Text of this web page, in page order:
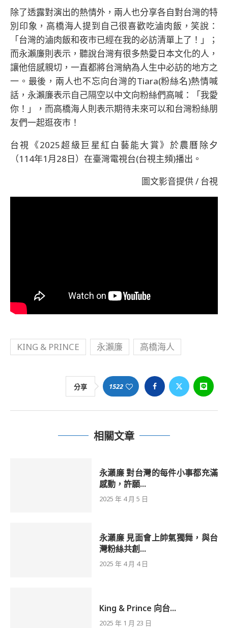
除了透露對演出的熱情外，兩人也分享各自對台灣的特
別印象，高橋海人提到自己很喜歡吃滷肉飯，笑說：
「台灣的滷肉飯和夜市已經在我的必訪清單上了！」；
而永瀨廉則表示，聽說台灣有很多熱愛日本文化的人，
讓他倍感親切，一直都將台灣納為人生中必訪的地方之
一。最後，兩人也不忘向台灣的Tiara(粉絲名)熱情喊
話，永瀨廉表示自己隔空以中文向粉絲們高喊：「我愛
你！」，而高橋海人則表示期待未來可以和台灣粉絲朋
友們一起逛夜市！
台視《2025超級巨星紅白藝能大賞》於農曆除夕
（114年1月28日）在臺灣電視台(台視主頻)播出。
圖文影音提供 / 台視
KING & PRINCE 永瀨廉 高橋海人
分享 1522
相關文章
永瀨廉 對台灣的每件小事都充滿
感動，許願...
2025 年 4 月 5 日
永瀨廉 見面會上帥氣獨舞，與台
灣粉絲共創...
2025 年 4 月 4 日
King & Prince 向台...
2025 年 1 月 23 日